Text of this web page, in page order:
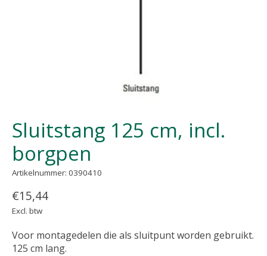
Sluitstang 125 cm, incl.
borgpen
Artikelnummer: 0390410
€15,44
Excl. btw
Voor montagedelen die als sluitpunt worden gebruikt.
125 cm lang.